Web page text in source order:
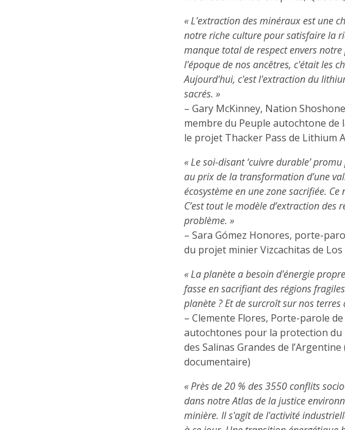
« L'extraction des minéraux est une
notre riche culture pour satisfaire la
manque total de respect envers
l'époque de nos ancêtres, c'était les
Aujourd'hui, c'est l'extraction du
sacrés. »
– Gary McKinney, Nation
membre du Peuple autochtone
le projet Thacker Pass de Lithium
« Le soi-disant ‘cuivre durable’
au prix de la transformation d’une
écosystème en une zone sacrifiée.
C’est tout le modèle d’extraction
problème. »
– Sara Gómez Honores, porte-
du projet minier Vizcachitas de
« La planète a besoin d'énergie
fasse en sacrifiant des régions
planète ? Et de surcroît sur nos terres
– Clemente Flores, Porte-parole
autochtones pour la protection du
des Salinas Grandes de
documentaire)
« Près de 20 % des 3550 conflits
dans notre Atlas de la justice
minière. Il s'agit de l'activité